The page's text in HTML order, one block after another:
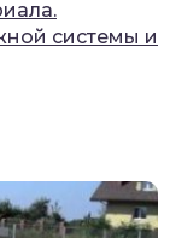
системы и